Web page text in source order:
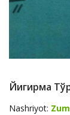
Йигирма
Nashriyot: